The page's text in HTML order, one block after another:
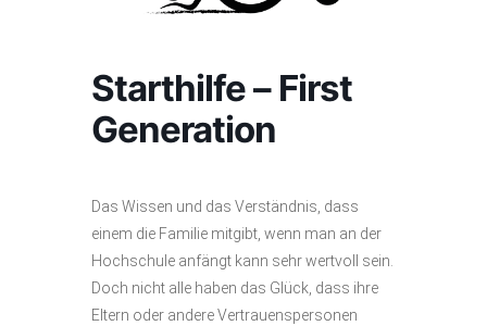
Starthilfe – First
Generation
Das Wissen und das Verständnis, dass
einem die Familie mitgibt, wenn man an der
Hochschule anfängt kann sehr wertvoll sein.
Doch nicht alle haben das Glück, dass ihre
Eltern oder andere Vertrauenspersonen